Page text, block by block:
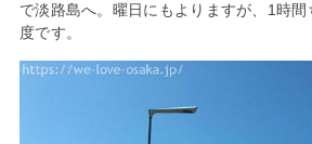
で淡路島へ。曜日にもよりますが、1時
度です。